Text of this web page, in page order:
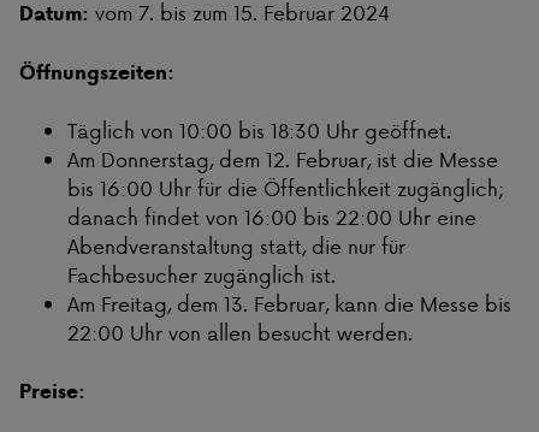
Datum: vom 7. bis zum 15. Februar 2024
Öffnungszeiten:
Täglich von 10:00 bis 18:30 Uhr geöffnet.
Am Donnerstag, dem 12. Februar, ist die Messe
bis 16:00 Uhr für die Öffentlichkeit zugänglich;
danach findet von 16:00 bis 22:00 Uhr eine
Abendveranstaltung statt, die nur für
Fachbesucher zugänglich ist.
Am Freitag, dem 13. Februar, kann die Messe bis
22:00 Uhr von allen besucht werden.
Preise: